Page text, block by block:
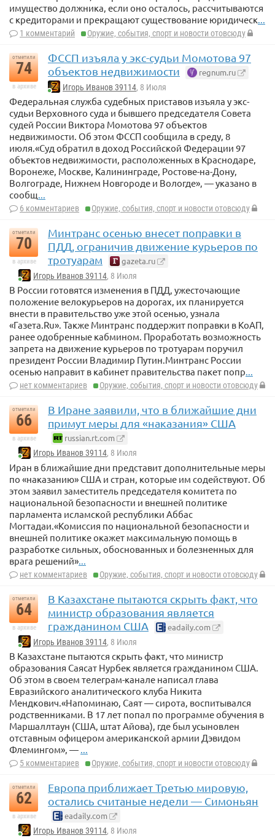
имущество должника, если оно осталось, рассчитываются
с кредиторами и прекращают существование юридическ
1 комментарий Оружие, события, спорт и новости отовсюду
отметили
74
в архиве
ФССП изъяла у экс-судьи Момотова 97
объектов недвижимости
regnum.ru
Игорь Иванов 39114, 8 Июля
Федеральная служба судебных приставов изъяла у экс-
судьи Верховного суда и бывшего председателя Совета
судей России Виктора Момотова 97 объектов
недвижимости. Об этом ФССП сообщила в среду, 8
июля.«Суд обратил в доход Российской Федерации 97
объектов недвижимости, расположенных в Краснодаре,
Воронеже, Москве, Калининграде, Ростове-на-Дону,
Волгограде, Нижнем Новгороде и Вологде», — указано в
сообщ...
6 комментариев Оружие, события, спорт и новости отовсюду
отметили
70
в архиве
Минтранс осенью внесет поправки в
ПДД, ограничив движение курьеров по
тротуарам
gazeta.ru
Игорь Иванов 39114, 8 Июля
В России готовятся изменения в ПДД, ужесточающие
положение велокурьеров на дорогах, их планируется
внести в правительство уже этой осенью, узнала
«Газета.Ru». Также Минтранс поддержит поправки в КоАП,
ранее одобренные кабмином. Проработать возможность
запрета на движение курьеров по тротуарам поручил
президент России Владимир Путин.Минтранс России
осенью направит в кабинет правительства пакет попр...
нет комментариев Оружие, события, спорт и новости отовсюду
отметили
66
в архиве
В Иране заявили, что в ближайшие дни
примут меры для «наказания» США
russian.rt.com
Игорь Иванов 39114, 8 Июля
Иран в ближайшие дни представит дополнительные меры
по «наказанию» США и стран, которые им содействуют. Об
этом заявил заместитель председателя комитета по
национальной безопасности и внешней политике
парламента исламской республики Аббас
Могтадаи.«Комиссия по национальной безопасности и
внешней политике окажет максимальную помощь в
разработке сильных, обоснованных и болезненных для
врага решений»
нет комментариев Оружие, события, спорт и новости отовсюду
отметили
64
в архиве
В Казахстане пытаются скрыть факт, что
министр образования является
гражданином США
eadaily.com
Игорь Иванов 39114, 8 Июля
В Казахстане пытаются скрыть факт, что министр
образования Саясат Нурбек является гражданином США.
Об этом в своем телеграм-канале написал глава
Евразийского аналитического клуба Никита
Мендкович.«Напоминаю, Саят — сирота, воспитывался
родственниками. В 17 лет попал по программе обучения в
Маршаллтаун (США, штат Айова), где был усыновлен
отставным офицером американской армии Дэвидом
Флемингом», — ...
5 комментариев Оружие, события, спорт и новости отовсюду
отметили
62
в архиве
Европа приближает Третью мировую,
остались считаные недели — Симоньян
eadaily.com
Игорь Иванов 39114, 8 Июля